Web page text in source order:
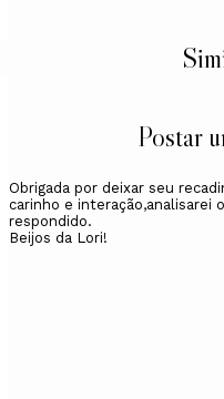
Postar
Obrigada por deixar seu
carinho e
respondido.
Beijos da Lori!